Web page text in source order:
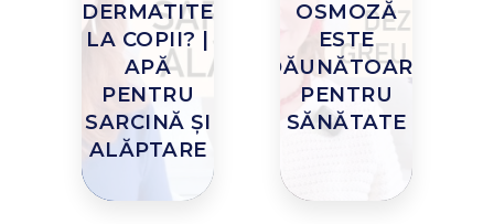
DERMATITE
LA COPII? |
APĂ
PENTRU
SARCINĂ ȘI
ALĂPTARE
OSMOZĂ
ESTE
DĂUNĂTOARE
PENTRU
SĂNĂTATE